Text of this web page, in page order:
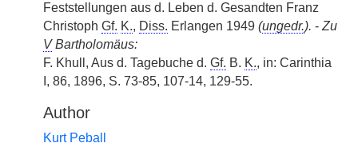
Feststellungen aus d. Leben d. Gesandten Franz
Christoph Gf. K., Diss. Erlangen 1949 (ungedr.). - Zu
VBartholomäus:
F. Khull, Aus d. Tagebuche d. Gf. B. K., in: Carinthia
I, 86, 1896, S. 73-85, 107-14, 129-55.
Author
Kurt Peball